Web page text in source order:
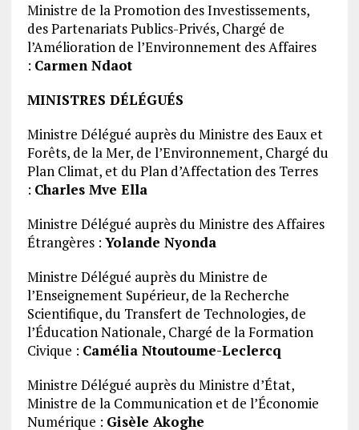
Ministre de la Promotion des Investissements,
des Partenariats Publics-Privés, Chargé de
l’Amélioration de l’Environnement des Affaires
: Carmen Ndaot
MINISTRES DÉLÉGUÉS
Ministre Délégué auprès du Ministre des Eaux et
Forêts, de la Mer, de l’Environnement, Chargé du
Plan Climat, et du Plan d’Affectation des Terres
: Charles Mve Ella
Ministre Délégué auprès du Ministre des Affaires
Étrangères : Yolande Nyonda
Ministre Délégué auprès du Ministre de
l’Enseignement Supérieur, de la Recherche
Scientifique, du Transfert de Technologies, de
l’Éducation Nationale, Chargé de la Formation
Civique : Camélia Ntoutoume-Leclercq
Ministre Délégué auprès du Ministre d’État,
Ministre de la Communication et de l’Économie
Numérique : Gisèle Akoghe